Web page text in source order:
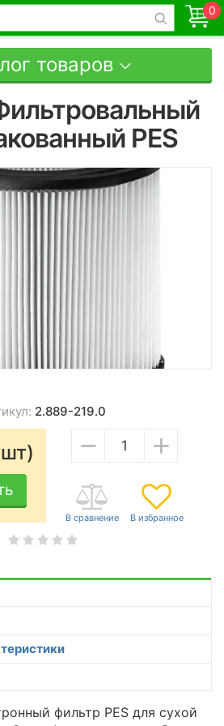
0
товаров
PES
2.889-219.0
− +
фильтр PES для сухой